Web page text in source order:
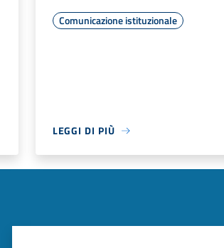
Comunicazione istituzionale
LEGGI DI PIÙ